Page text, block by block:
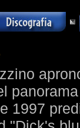
1997